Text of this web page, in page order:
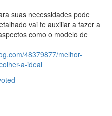
suas necessidades pode
vai te auxiliar a fazer a
como o modelo de
48379877/melhor-
a-ideal